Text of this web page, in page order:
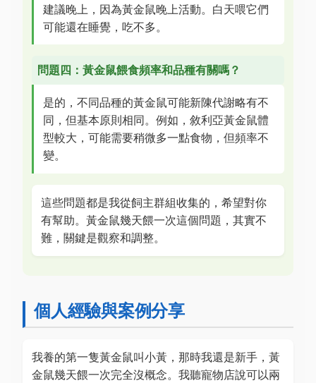
建議晚上，因為黃金鼠晚上活動。白天喂它們
可能還在睡覺，吃不多。
問題四：黃金鼠餵食頻率和品種有關嗎？
是的，不同品種的黃金鼠可能新陳代謝略有不
同，但基本原則相同。例如，敘利亞黃金鼠體
型較大，可能需要稍微多一點食物，但頻率不
變。
這些問題都是我從飼主群組收集的，希望對你
有幫助。黃金鼠幾天餵一次這個問題，其實不
難，關鍵是觀察和調整。
個人經驗與案例分享
我養的第一隻黃金鼠叫小黃，那時我還是新手，黃
金鼠幾天餵一次完全沒概念。我聽寵物店說可以兩